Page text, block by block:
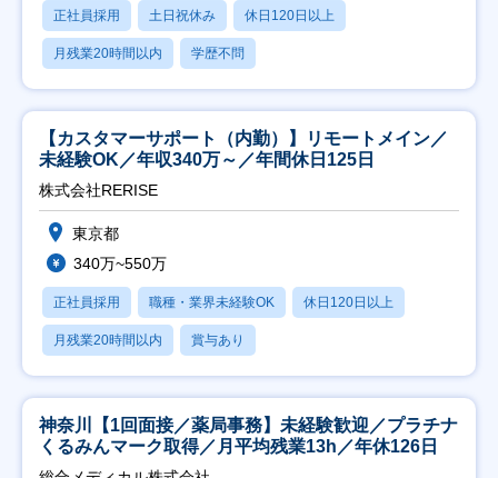
正社員採用 土日祝休み 休日120日以上
月残業20時間以内 学歴不問
【カスタマーサポート（内勤）】リモートメイン／
未経験OK／年収340万～／年間休日125日
株式会社RERISE
東京都
340万~550万
正社員採用 職種・業界未経験OK 休日120日以上
月残業20時間以内 賞与あり
神奈川【1回面接／薬局事務】未経験歓迎／プラチナ
くるみんマーク取得／月平均残業13h／年休126日